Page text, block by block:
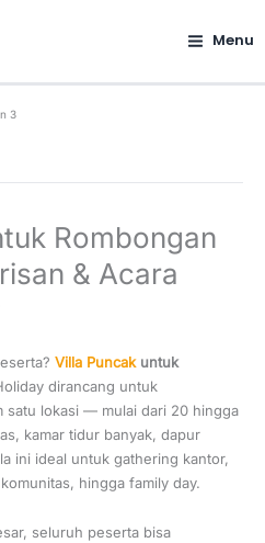
Menu
3
Rombongan
& Acara
Villa Puncakuntuk
dirancang untuk
satu lokasi — mulai dari 20 hingga
kamar tidur banyak, dapur
ini ideal untuk gathering kantor,
hingga family day.
seluruh peserta bisa